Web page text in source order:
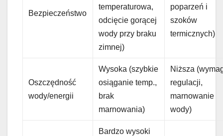
Bezpieczeństwo
temperaturowa,
odcięcie gorącej
wody przy braku
zimnej)
poparzeń i
szoków
termicznych)
Oszczędność
wody/energii
Wysoka (szybkie
osiąganie temp.,
brak
marnowania)
Niższa
regulacji,
marnowanie
wody)
Bardzo wysoki